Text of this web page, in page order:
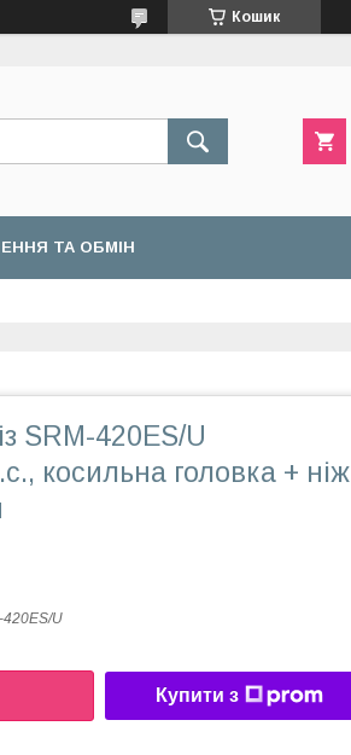
Кошик
ТА ОБМІН
SRM-420ES/U
косильна головка + ніж
420ES/U
Купити з